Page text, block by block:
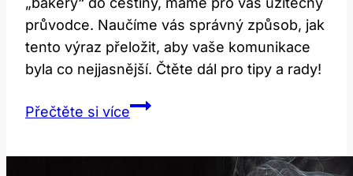
průvodce. Naučíme vás správný způsob, jak
tento výraz přeložit, aby vaše komunikace
byla co nejjasnější. Čtěte dál pro tipy a rady!
Přečtěte si víceJak